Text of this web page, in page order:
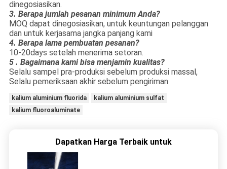
dinegosiasikan.
3. Berapa jumlah pesanan minimum Anda?
MOQ dapat dinegosiasikan, untuk keuntungan pelanggan
dan untuk kerjasama jangka panjang kami
4. Berapa lama pembuatan pesanan?
10-20days setelah menerima setoran.
5 . Bagaimana kami bisa menjamin kualitas?
Selalu sampel pra-produksi sebelum produksi massal,
Selalu pemeriksaan akhir sebelum pengiriman
kalium aluminium fluorida
kalium aluminium sulfat
kalium fluoroaluminate
Dapatkan Harga Terbaik untuk